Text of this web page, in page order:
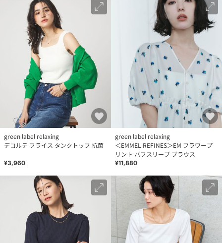
green label relaxing
デコルテ フライス タンクトップ 抗菌
¥3,960
green label relaxing
＜EMMEL REFINES＞EM フラワープ
リント パフスリーブ ブラウス
¥11,880